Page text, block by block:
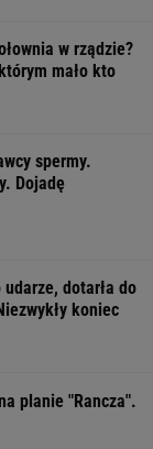
w rządzie?
mało kto
spermy.
Dojadę
udarze, dotarła do
koniec
planie "Rancza".